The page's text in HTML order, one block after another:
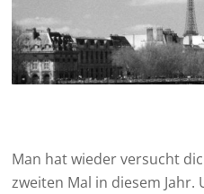
Man hat wieder versucht
zweiten Mal in diesem Jahr.